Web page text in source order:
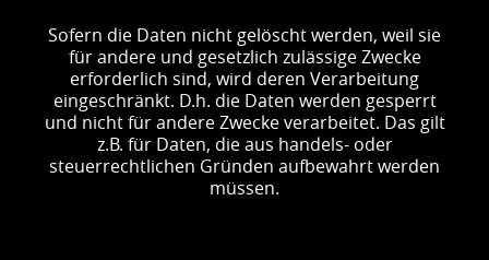
Sofern die Daten nicht gelöscht werden, weil sie
für andere und gesetzlich zulässige Zwecke
erforderlich sind, wird deren Verarbeitung
eingeschränkt. D.h. die Daten werden gesperrt
und nicht für andere Zwecke verarbeitet. Das gilt
z.B. für Daten, die aus handels- oder
steuerrechtlichen Gründen aufbewahrt werden
müssen.